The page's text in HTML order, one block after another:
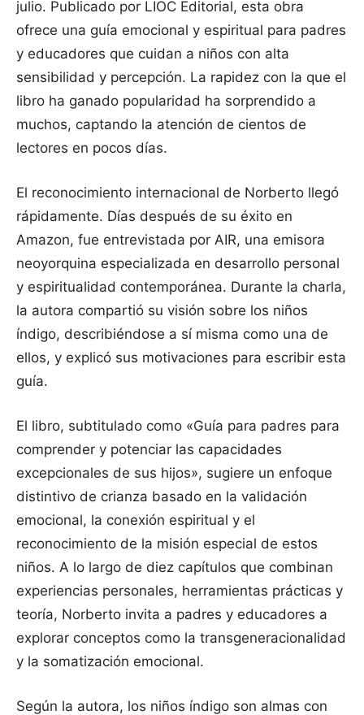
julio. Publicado por LIOC Editorial, esta obra
ofrece una guía emocional y espiritual para padres
y educadores que cuidan a niños con alta
sensibilidad y percepción. La rapidez con la que el
libro ha ganado popularidad ha sorprendido a
muchos, captando la atención de cientos de
lectores en pocos días.
El reconocimiento internacional de Norberto llegó
rápidamente. Días después de su éxito en
Amazon, fue entrevistada por AIR, una emisora
neoyorquina especializada en desarrollo personal
y espiritualidad contemporánea. Durante la charla,
la autora compartió su visión sobre los niños
índigo, describiéndose a sí misma como una de
ellos, y explicó sus motivaciones para escribir esta
guía.
El libro, subtitulado como «Guía para padres para
comprender y potenciar las capacidades
excepcionales de sus hijos», sugiere un enfoque
distintivo de crianza basado en la validación
emocional, la conexión espiritual y el
reconocimiento de la misión especial de estos
niños. A lo largo de diez capítulos que combinan
experiencias personales, herramientas prácticas y
teoría, Norberto invita a padres y educadores a
explorar conceptos como la transgeneracionalidad
y la somatización emocional.
Según la autora, los niños índigo son almas con